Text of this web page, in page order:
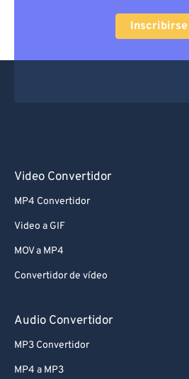
Inscribirse
Video Convertidor
MP4 Convertidor
Video a GIF
MOV a MP4
Convertidor de vídeo
Audio Convertidor
MP3 Convertidor
MP4 a MP3